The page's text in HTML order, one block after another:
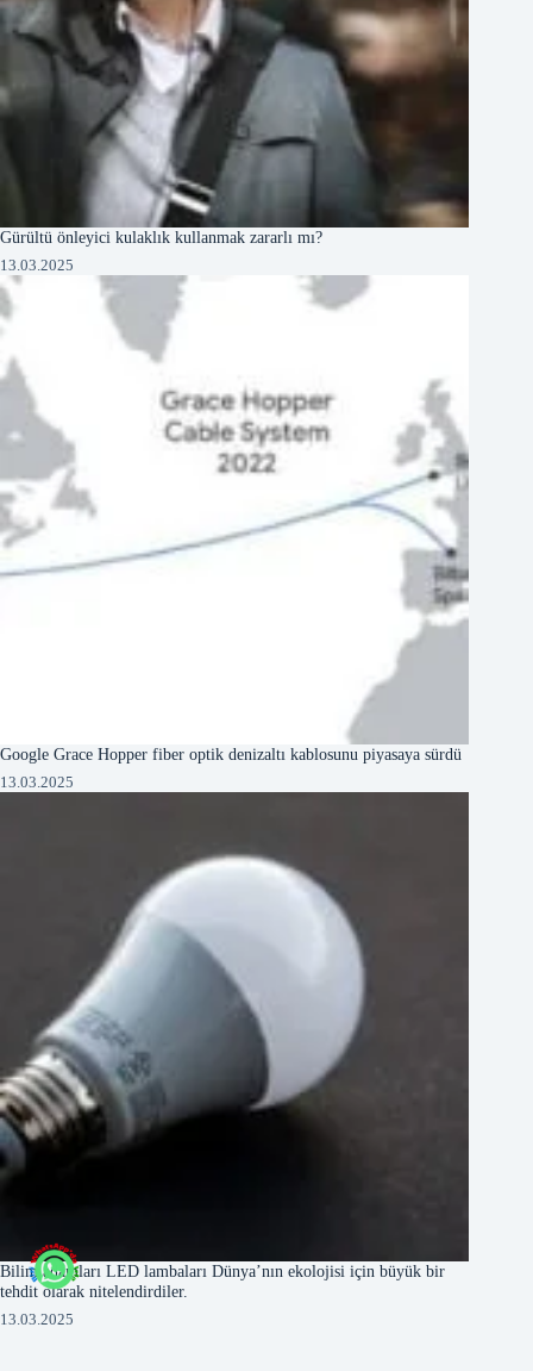
Gürültü önleyici kulaklık kullanmak zararlı mı?
13.03.2025
Google Grace Hopper fiber optik denizaltı kablosunu piyasaya sürdü
13.03.2025
Bilim adamları LED lambaları Dünya’nın ekolojisi için büyük bir
tehdit olarak nitelendirdiler.
13.03.2025